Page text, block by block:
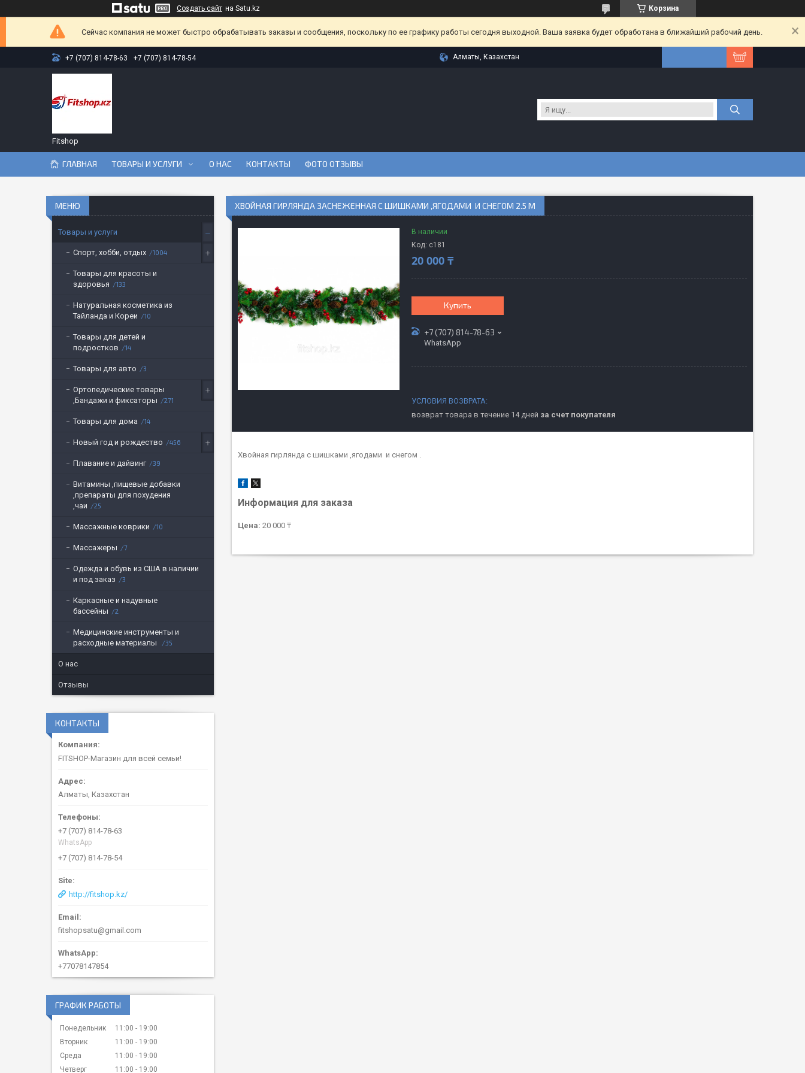
Создать сайт на Satu.kz Корзина
Сейчас компания не может быстро обрабатывать заказы и сообщения, поскольку по ее графику работы сегодня выходной. Ваша заявка будет обработана в ближайший рабочий день.
+7 (707) 814-78-63 +7 (707) 814-78-54 Алматы, Казахстан
Fitshop
ГЛАВНАЯ ТОВАРЫ И УСЛУГИ О НАС КОНТАКТЫ ФОТО ОТЗЫВЫ
ХВОЙНАЯ ГИРЛЯНДА ЗАСНЕЖЕННАЯ С ШИШКАМИ ,ЯГОДАМИ И СНЕГОМ 2.5 М
В наличии
Код: c181
20 000 ₸
Купить
+7 (707) 814-78-63
WhatsApp
возврат товара в течение 14 дней за счет покупателя
Хвойная гирлянда с шишками ,ягодами и снегом .
Информация для заказа
Цена: 20 000 ₸
Товары и услуги
Спорт, хобби, отдых 1004
Товары для красоты и
здоровья
133
Натуральная косметика из
Тайланда и Кореи
10
Товары для детей и
подростков
14
Товары для авто 3
Ортопедические товары
,Бандажи и фиксаторы
271
Товары для дома 14
Новый год и рождество 456
Плавание и дайвинг 39
Витамины ,пищевые добавки
,препараты для похудения
,чаи
25
Массажные коврики 10
Массажеры 7
Одежда и обувь из США в наличии
и под заказ
3
Каркасные и надувные
бассейны
2
Медицинские инструменты и
расходные материалы
35
О нас
Отзывы
КОНТАКТЫ
FITSHOP-Магазин для всей семьи!
Алматы, Казахстан
+7 (707) 814-78-63
WhatsApp
+7 (707) 814-78-54
http://fitshop.kz/
fitshopsatu@gmail.com
+77078147854
ГРАФИК РАБОТЫ
Понедельник 11:00
19:00
Вторник
11:00
19:00
Среда
11:00
19:00
Четверг
11:00 19:00